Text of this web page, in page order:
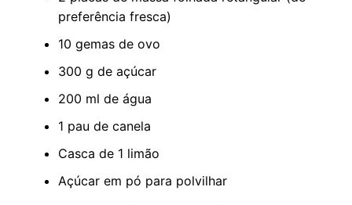
preferência fresca)
10 gemas de ovo
300 g de açúcar
200 ml de água
1 pau de canela
Casca de 1 limão
Açúcar em pó para polvilhar